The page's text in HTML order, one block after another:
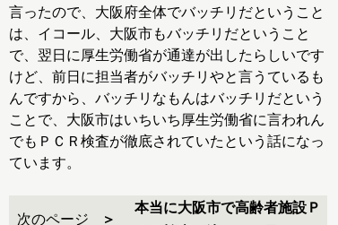
言ったので、大阪府全体でバッチリだということ
は、イコール、大阪市もバッチリだということ
で、翌日に厚生労働省が通達が出したらしいです
けど、前日に担当者がバッチリやと言うているも
んですから、バッチリなもんはバッチリだという
ことで、大阪市はいちいち厚生労働省に言われん
でもＰＣＲ検査が徹底されていたという話になっ
ています。
次のページ
本当に大阪市で高齢者施設Ｐ